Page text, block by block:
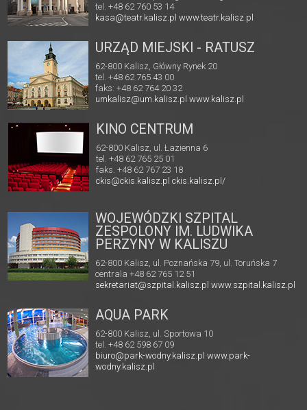
tel. +48 62 760 53 14
kasa@teatr.kalisz.pl www.teatr.kalisz.pl
URZĄD MIEJSKI - RATUSZ
62-800 Kalisz, Główny Rynek 20
tel. +48 62 765 43 00
faks: +48 62 764 20 32
umkalisz@um.kalisz.plwww.kalisz.pl
KINO CENTRUM
62-800 Kalisz, ul. Łazienna 6
tel. +48 62 765 25 01
faks. +48 62 767 23 18
ckis@ckis.kalisz.pl ckis.kalisz.pl/
WOJEWÓDZKI SZPITAL
ZESPOLONY IM. LUDWIKA
PERZYNY W KALISZU
62-800 Kalisz, ul. Poznańska 79, ul. Toruńska 7
centrala +48 62 765 12 51
sekretariat@szpital.kalisz.pl www.szpital.kalisz.pl
AQUA PARK
62-800 Kalisz, ul. Sportowa 10
tel. +48 62 598 67 09
biuro@park-wodny.kalisz.pl www.park-
wodny.kalisz.pl